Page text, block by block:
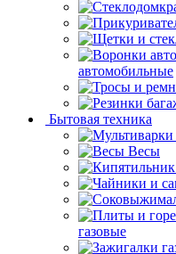
автомобильные
Бытовая техника
Весы
газовые